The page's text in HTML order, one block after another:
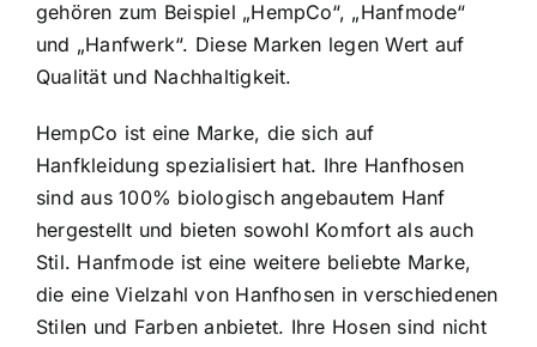
gehören zum Beispiel „HempCo“, „Hanfmode“
und „Hanfwerk“. Diese Marken legen Wert auf
Qualität und Nachhaltigkeit.
HempCo ist eine Marke, die sich auf
Hanfkleidung spezialisiert hat. Ihre Hanfhosen
sind aus 100% biologisch angebautem Hanf
hergestellt und bieten sowohl Komfort als auch
Stil. Hanfmode ist eine weitere beliebte Marke,
die eine Vielzahl von Hanfhosen in verschiedenen
Stilen und Farben anbietet. Ihre Hosen sind nicht